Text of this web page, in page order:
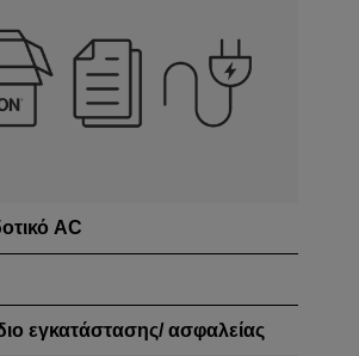
AC
εγκατάστασης/ ασφαλείας